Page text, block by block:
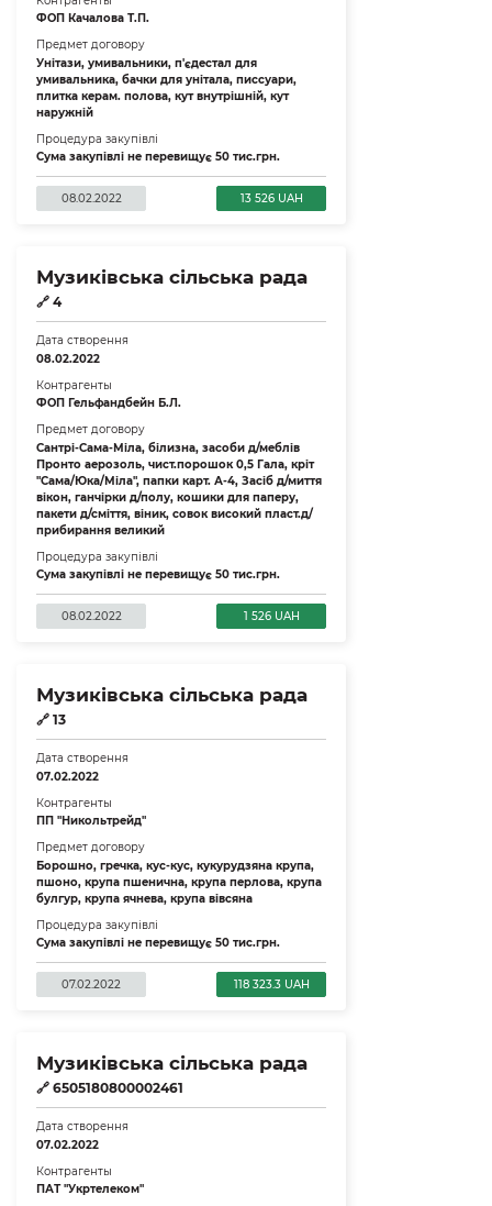
ФОП Качалова Т.П.
Предмет договору
Унітази, умивальники, п'єдестал для
умивальника, бачки для унітала, писсуари,
плитка керам. полова, кут внутрішній, кут
наружній
Процедура закупівлі
Сума закупівлі не перевищує 50 тис.грн.
08.02.2022 13 526 UAH
Музиківська сільська рада
🔗 4
Дата створення
08.02.2022
Контрагенты
ФОП Гельфандбейн Б.Л.
Предмет договору
Сантрі-Сама-Міла, білизна, засоби д/меблів
Пронто аерозоль, чист.порошок 0,5 Гала, кріт
"Сама/Юка/Міла", папки карт. А-4, Засіб д/миття
вікон, ганчірки д/полу, кошики для паперу,
пакети д/сміття, віник, совок високий пласт.д/
прибирання великий
Процедура закупівлі
Сума закупівлі не перевищує 50 тис.грн.
08.02.2022 1 526 UAH
Музиківська сільська рада
🔗 13
Дата створення
07.02.2022
Контрагенты
ПП "Никольтрейд"
Предмет договору
Борошно, гречка, кус-кус, кукурудзяна крупа,
пшоно, крупа пшенична, крупа перлова, крупа
булгур, крупа ячнева, крупа вівсяна
Процедура закупівлі
Сума закупівлі не перевищує 50 тис.грн.
07.02.2022 118 323.3 UAH
Музиківська сільська рада
🔗 6505180800002461
Дата створення
07.02.2022
Контрагенты
ПАТ "Укртелеком"